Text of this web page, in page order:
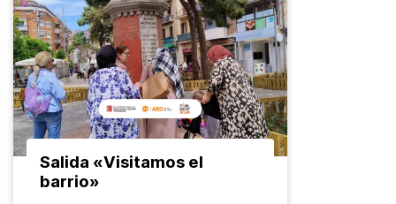
Salida «Visitamos el
barrio»